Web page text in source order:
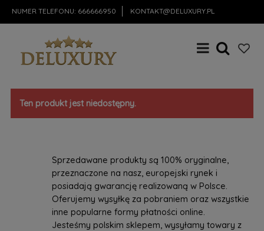
NUMER TELEFONU: 666666950 KONTAKT@DELUXURY.PL
Ten produkt jest niedostępny.
Sprzedawane produkty są 100% oryginalne,
przeznaczone na nasz, europejski rynek i
posiadają gwarancję realizowaną w Polsce.
Oferujemy wysyłkę za pobraniem oraz wszystkie
inne popularne formy płatności online.
Jesteśmy polskim sklepem, wysyłamy towary z